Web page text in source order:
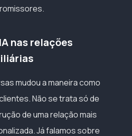
nas relações
mudou a maneira como
Não se trata só de
de uma relação mais
Já falamos sobre